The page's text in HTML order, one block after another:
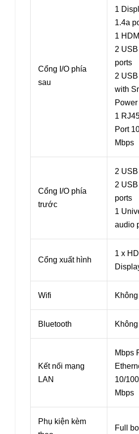
Cổng I/O phía
sau
1
1.4a
1
2
ports
2
with
Power
1
Port
Mbps
Cổng I/O phía
trước
2
2
ports
1
audio
Cổng xuất hình
1 x
Wifi Không
Bluetooth Không
Kết nối mạng
LAN
Mbps
10/
Mbps
Phụ kiện kèm
Full